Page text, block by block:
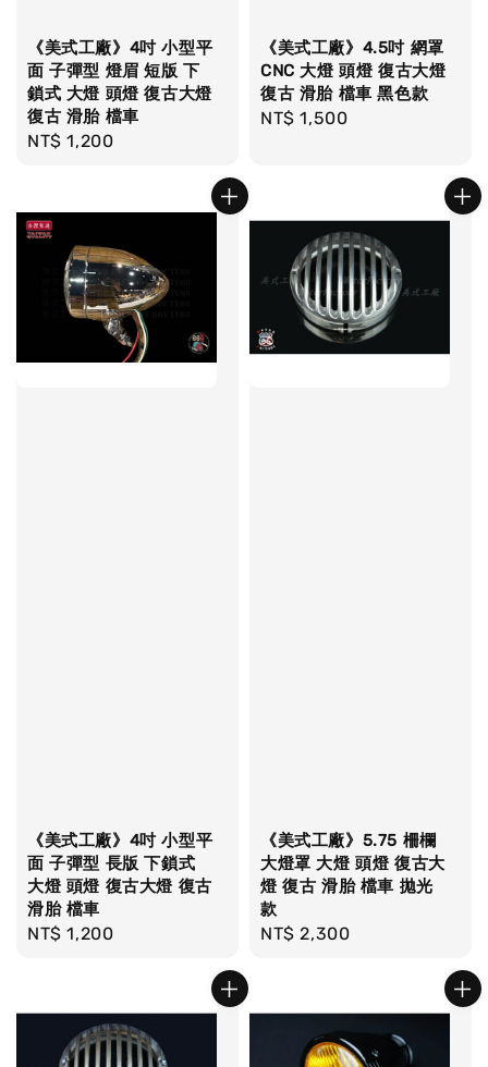
《美式工廠》4吋 小型平
面 子彈型 燈眉 短版 下
鎖式 大燈 頭燈 復古大燈
復古 滑胎 檔車
Regular
NT$ 1,200
《美式工廠》4.5吋 網罩
CNC 大燈 頭燈 復古大燈
復古 滑胎 檔車 黑色款
Regular
NT$ 1,500
《美式工廠》4吋 小型平
面 子彈型 長版 下鎖式
大燈 頭燈 復古大燈 復古
滑胎 檔車
Regular
NT$ 1,200
《美式工廠》5.75 柵欄
大燈罩 大燈 頭燈 復古大
燈 復古 滑胎 檔車 拋光
款
Regular
NT$ 2,300